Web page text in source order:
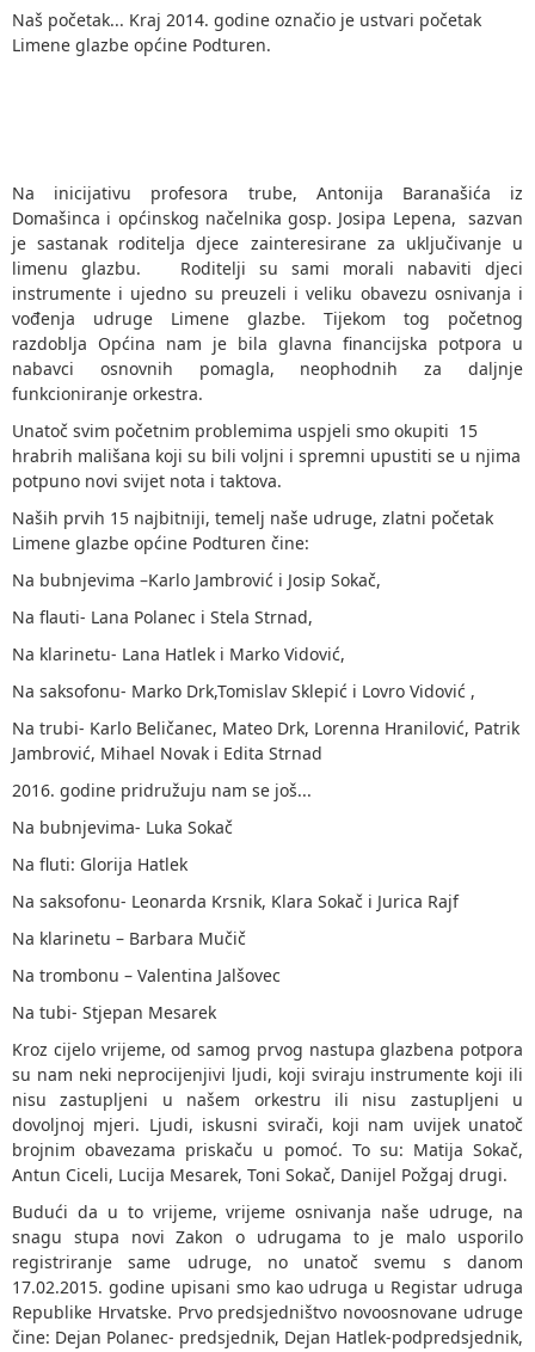
Naš početak... Kraj 2014. godine označio je ustvari početak
Limene glazbe općine Podturen.
Na inicijativu profesora trube, Antonija Baranašića iz
Domašinca i općinskog načelnika gosp. Josipa Lepena, sazvan
je sastanak roditelja djece zainteresirane za uključivanje u
limenu glazbu. Roditelji su sami morali nabaviti djeci
instrumente i ujedno su preuzeli i veliku obavezu osnivanja i
vođenja udruge Limene glazbe. Tijekom tog početnog
razdoblja Općina nam je bila glavna financijska potpora u
nabavci osnovnih pomagla, neophodnih za daljnje
funkcioniranje orkestra.
Unatoč svim početnim problemima uspjeli smo okupiti 15
hrabrih mališana koji su bili voljni i spremni upustiti se u njima
potpuno novi svijet nota i taktova.
Naših prvih 15 najbitniji, temelj naše udruge, zlatni početak
Limene glazbe općine Podturen čine:
Na bubnjevima –Karlo Jambrović i Josip Sokač,
Na flauti- Lana Polanec i Stela Strnad,
Na klarinetu- Lana Hatlek i Marko Vidović,
Na saksofonu- Marko Drk,Tomislav Sklepić i Lovro Vidović ,
Na trubi- Karlo Beličanec, Mateo Drk, Lorenna Hranilović, Patrik
Jambrović, Mihael Novak i Edita Strnad
2016. godine pridružuju nam se još...
Na bubnjevima- Luka Sokač
Na fluti: Glorija Hatlek
Na saksofonu- Leonarda Krsnik, Klara Sokač i Jurica Rajf
Na klarinetu – Barbara Mučič
Na trombonu – Valentina Jalšovec
Na tubi- Stjepan Mesarek
Kroz cijelo vrijeme, od samog prvog nastupa glazbena potpora
su nam neki neprocijenjivi ljudi, koji sviraju instrumente koji ili
nisu zastupljeni u našem orkestru ili nisu zastupljeni u
dovoljnoj mjeri. Ljudi, iskusni svirači, koji nam uvijek unatoč
brojnim obavezama priskaču u pomoć. To su: Matija Sokač,
Antun Ciceli, Lucija Mesarek, Toni Sokač, Danijel Požgaj drugi.
Budući da u to vrijeme, vrijeme osnivanja naše udruge, na
snagu stupa novi Zakon o udrugama to je malo usporilo
registriranje same udruge, no unatoč svemu s danom
17.02.2015. godine upisani smo kao udruga u Registar udruga
Republike Hrvatske. Prvo predsjedništvo novoosnovane udruge
čine: Dejan Polanec- predsjednik, Dejan Hatlek-podpredsjednik,